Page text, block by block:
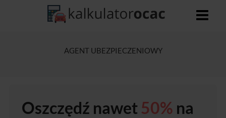
AGENT UBEZPIECZENIOWY
Oszczędź nawet 50% na